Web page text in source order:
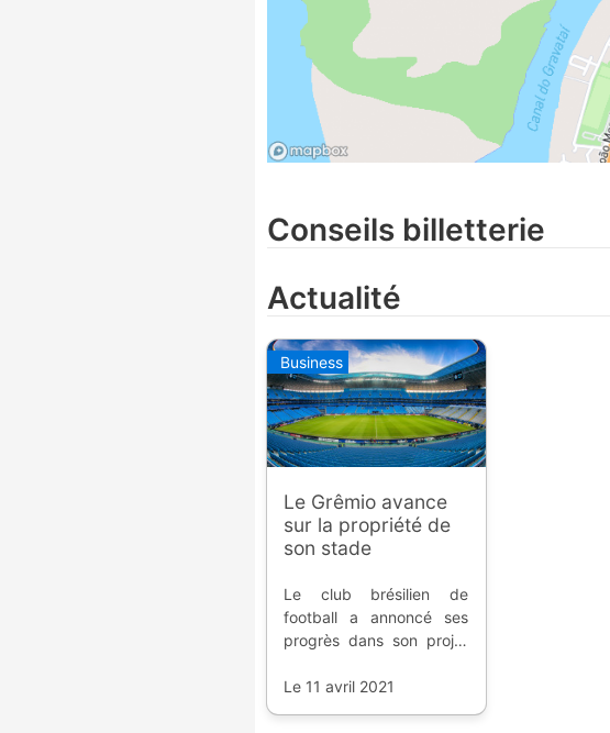
Conseils billetterie
Actualité
Business
Le Grêmio avance
sur la propriété de
son stade
Le club brésilien de
football a annoncé ses
progrès dans son projet
de son antre.
Le 11 avril 2021